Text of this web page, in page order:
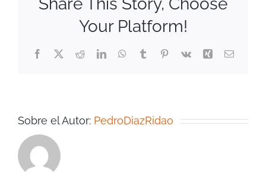
Share This Story, Choose
Your Platform!
Facebook
TwitterRedditLinkedInWhatsApp
TumblrPinterest
Vk Xing Correo
Sobre el Autor: PedroDiazRidao